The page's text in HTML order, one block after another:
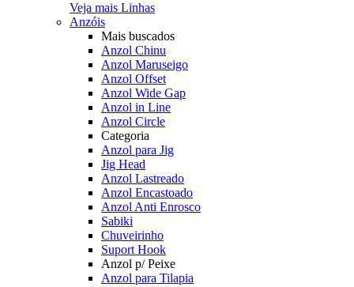
Veja mais Linhas
Anzóis
Mais buscados
Anzol Chinu
Anzol Maruseigo
Anzol Offset
Anzol Wide Gap
Anzol in Line
Anzol Circle
Categoria
Anzol para Jig
Jig Head
Anzol Lastreado
Anzol Encastoado
Anzol Anti Enrosco
Sabiki
Chuveirinho
Suport Hook
Anzol p/ Peixe
Anzol para Tilapia